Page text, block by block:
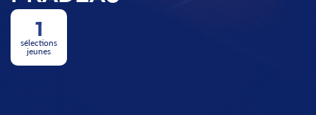
1
sélections
jeunes